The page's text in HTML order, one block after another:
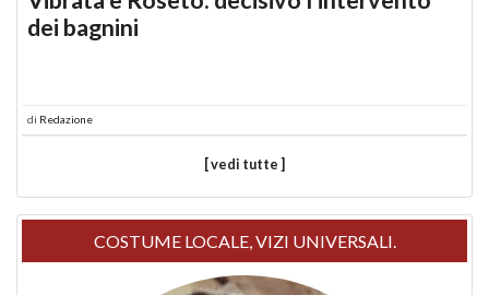
dei bagnini
di Redazione
[ vedi tutte ]
COSTUME LOCALE, VIZI UNIVERSALI.